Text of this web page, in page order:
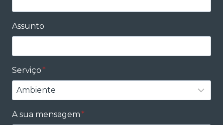
Assunto
Serviço*
A sua mensagem*